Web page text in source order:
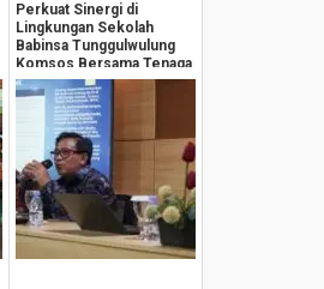
Perkuat Sinergi di
Lingkungan Sekolah
Babinsa Tunggulwulung
Komsos Bersama Tenaga
Pengajar